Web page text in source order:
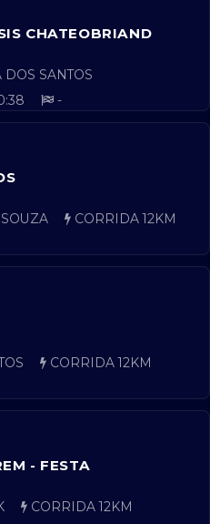
CHATEOBRIAND
SANTOS
-
CORRIDA 12KM
CORRIDA 12KM
- FESTA
CORRIDA 12KM